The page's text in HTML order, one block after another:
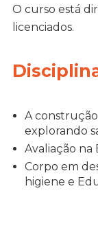
O curso está
licenciados.
A
explorando
Avaliação na
Corpo em
higiene e